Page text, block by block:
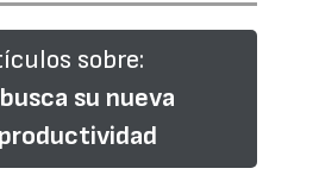
sobre:
su nueva